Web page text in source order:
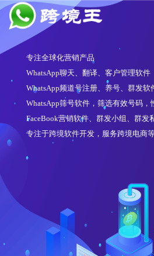
专注全球化营销产品
WhatsApp聊天、翻译、客户管理软件
WhatsApp频道号注册、养号、群发软
WhatsApp筛号软件，筛选有效号码，
FaceBook营销软件、群发小组、群发
专注于跨境软件开发，服务跨境电商